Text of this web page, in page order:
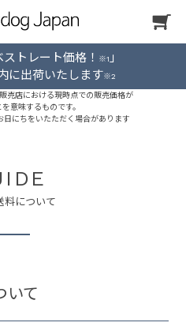
トレート価格！ ※1 」
に出荷いたします※2
売店における現時点での販売価格が
意味するものです。
にちをいたただく場合があります
料について
いて